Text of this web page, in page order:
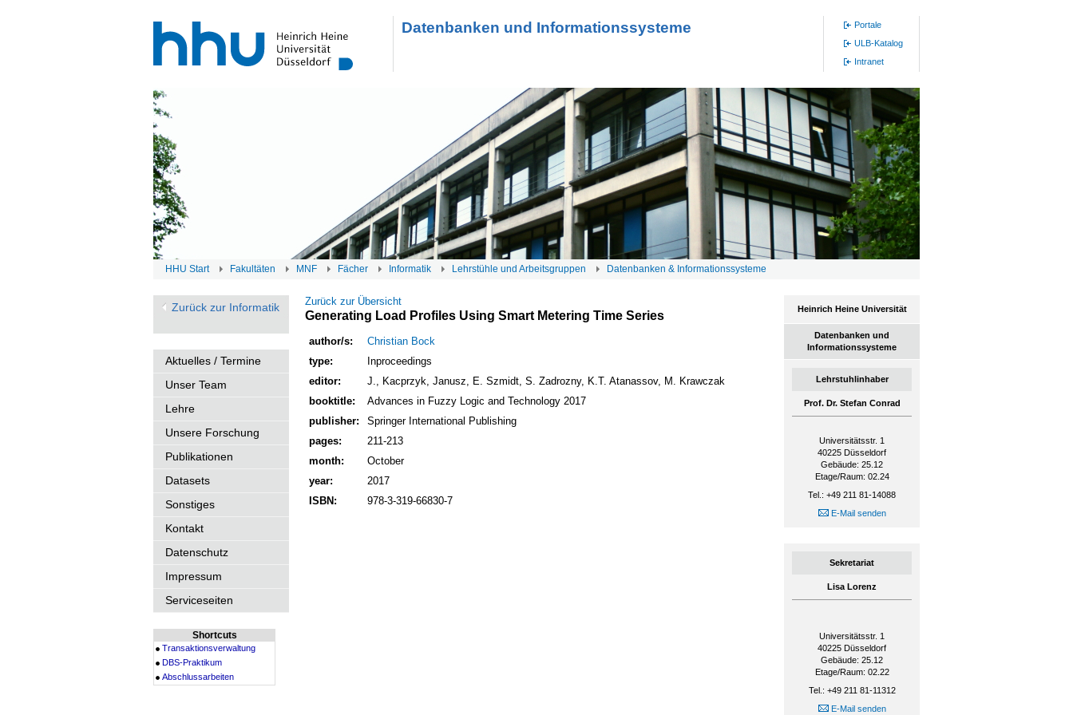
Datenbanken und Informationssysteme
Portale
ULB-Katalog
Intranet
HHU Start Fakultäten MNF Fächer Informatik Lehrstühle und Arbeitsgruppen Datenbanken & Informationssysteme
Zurück zur Informatik
Aktuelles / Termine
Unser Team
Lehre
Unsere Forschung
Publikationen
Datasets
Sonstiges
Kontakt
Datenschutz
Impressum
Serviceseiten
Shortcuts
Transaktionsverwaltung
DBS-Praktikum
Abschlussarbeiten
Zurück zur Übersicht
Generating Load Profiles Using Smart Metering Time Series
author/s:
Christian Bock
type:
Inproceedings
editor:
J., Kacprzyk, Janusz, E. Szmidt, S. Zadrozny, K.T. Atanassov, M. Krawczak
booktitle:
Advances in Fuzzy Logic and Technology 2017
publisher:
Springer International Publishing
pages:
211-213
month:
October
year:
2017
ISBN:
978-3-319-66830-7
Heinrich Heine Universität
Datenbanken und
Informationssysteme
Lehrstuhlinhaber
Prof. Dr. Stefan Conrad
Universitätsstr. 1
40225 Düsseldorf
Gebäude: 25.12
Etage/Raum: 02.24
Tel.: +49 211 81-14088
E-Mail senden
Sekretariat
Lisa Lorenz
Universitätsstr. 1
40225 Düsseldorf
Gebäude: 25.12
Etage/Raum: 02.22
Tel.: +49 211 81-11312
E-Mail senden